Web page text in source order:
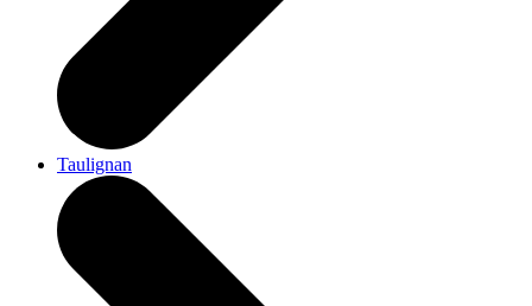
Taulignan